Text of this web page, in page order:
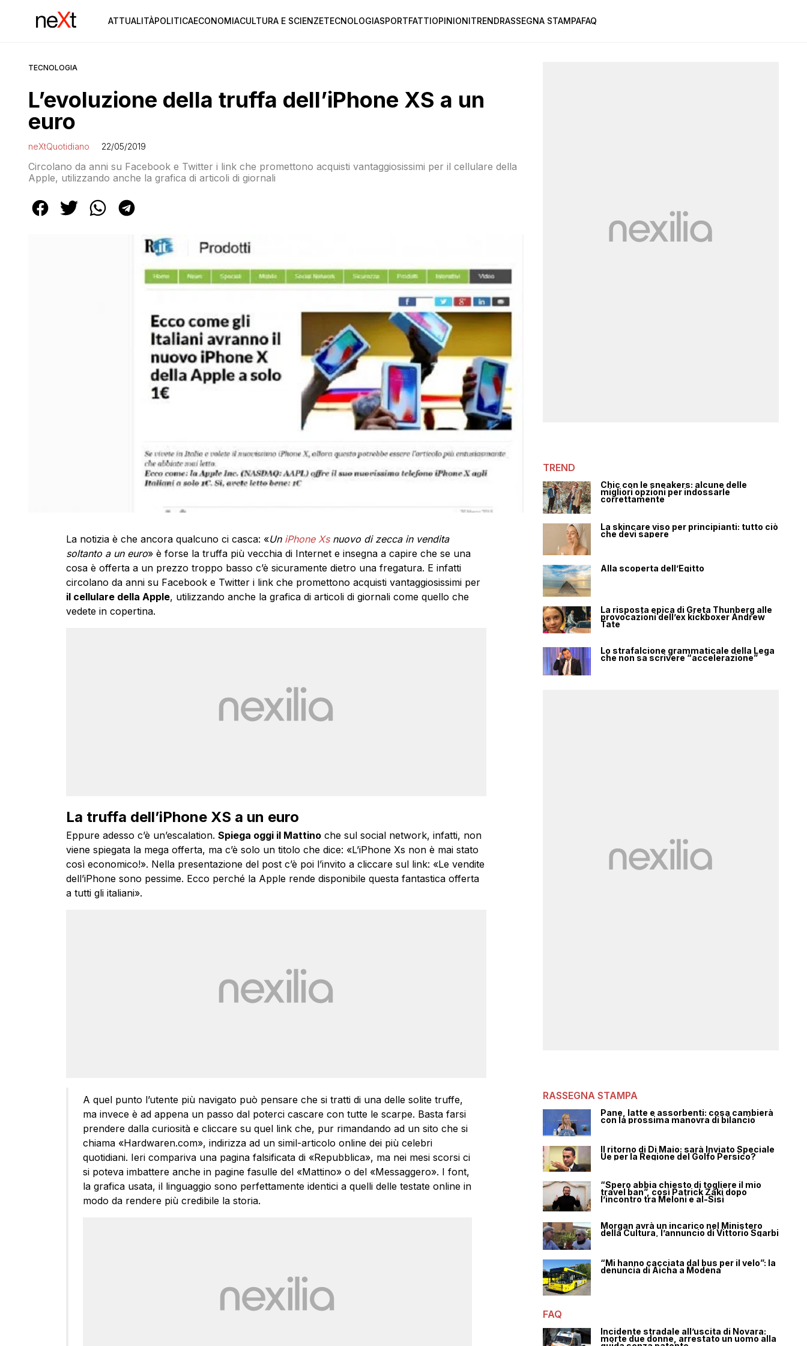
ATTUALITÀPOLITICAECONOMIACULTURA E SCIENZETECNOLOGIASPORTFATTIOPINIONITRENDRASSEGNA STAMPAFAQ
TECNOLOGIA
L’evoluzione della truffa dell’iPhone XS a un
euro
neXtQuotidiano 22/05/2019
Circolano da anni su Facebook e Twitter i link che promettono acquisti vantaggiosissimi per il cellulare della
Apple, utilizzando anche la grafica di articoli di giornali
La notizia è che ancora qualcuno ci casca: «Un iPhone Xsnuovo di zecca in vendita
soltanto a un euro» è forse la truffa più vecchia di Internet e insegna a capire che se una
cosa è offerta a un prezzo troppo basso c’è sicuramente dietro una fregatura. E infatti
circolano da anni su Facebook e Twitter i link che promettono acquisti vantaggiosissimi per
il cellulare della Apple, utilizzando anche la grafica di articoli di giornali come quello che
vedete in copertina.
La truffa dell’iPhone XS a un euro
Eppure adesso c’è un’escalation. Spiega oggi il Mattinoche sul social network, infatti, non
viene spiegata la mega offerta, ma c’è solo un titolo che dice: «L’iPhone Xs non è mai stato
così economico!». Nella presentazione del post c’è poi l’invito a cliccare sul link: «Le vendite
dell’iPhone sono pessime. Ecco perché la Apple rende disponibile questa fantastica offerta
a tutti gli italiani».
A quel punto l’utente più navigato può pensare che si tratti di una delle solite truffe,
ma invece è ad appena un passo dal poterci cascare con tutte le scarpe. Basta farsi
prendere dalla curiosità e cliccare su quel link che, pur rimandando ad un sito che si
chiama «Hardwaren.com», indirizza ad un simil-articolo online dei più celebri
quotidiani. Ieri compariva una pagina falsificata di «Repubblica», ma nei mesi scorsi ci
si poteva imbattere anche in pagine fasulle del «Mattino» o del «Messaggero». I font,
la grafica usata, il linguaggio sono perfettamente identici a quelli delle testate online in
modo da rendere più credibile la storia.
TREND
Chic con le sneakers: alcune delle
migliori opzioni per indossarle
correttamente
La skincare viso per principianti: tutto ciò
che devi sapere
Alla scoperta dell’Egitto
La risposta epica di Greta Thunberg alle
provocazioni dell’ex kickboxer Andrew
Tate
Lo strafalcione grammaticale della Lega
che non sa scrivere “accelerazione”
RASSEGNA STAMPA
Pane, latte e assorbenti: cosa cambierà
con la prossima manovra di bilancio
Il ritorno di Di Maio: sarà Inviato Speciale
Ue per la Regione del Golfo Persico?
“Spero abbia chiesto di togliere il mio
travel ban”, così Patrick Zaki dopo
l’incontro tra Meloni e al-Sisi
Morgan avrà un incarico nel Ministero
della Cultura, l’annuncio di Vittorio Sgarbi
“Mi hanno cacciata dal bus per il velo”: la
denuncia di Aicha a Modena
FAQ
Incidente stradale all’uscita di Novara:
morte due donne, arrestato un uomo alla